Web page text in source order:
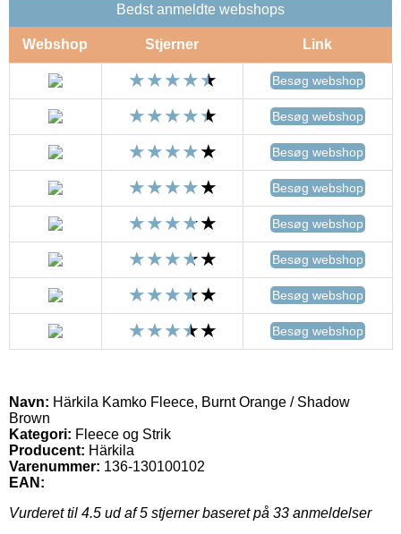
Bedst anmeldte webshops
Webshop Stjerner Link
Besøg webshop
Besøg webshop
Besøg webshop
Besøg webshop
Besøg webshop
Besøg webshop
Besøg webshop
Besøg webshop
Navn: Härkila Kamko Fleece, Burnt Orange / Shadow
Brown
Kategori: Fleece og Strik
Producent: Härkila
Varenummer: 136-130100102
EAN:
Vurderet til 4.5 ud af 5 stjerner baseret på 33 anmeldelser